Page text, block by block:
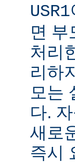
USR1
면 부
처리
리하
모는
다.
새로
즉시